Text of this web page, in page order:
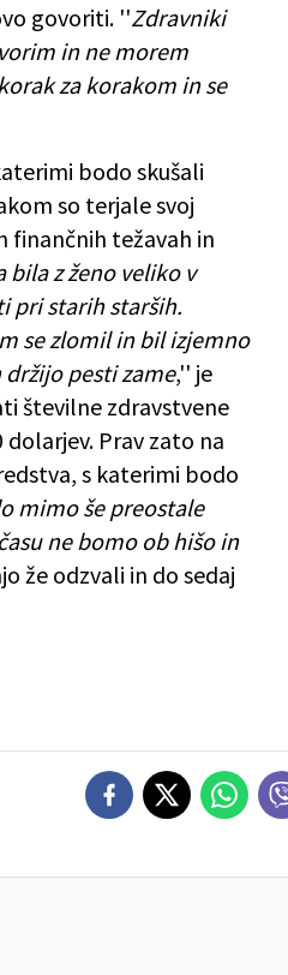
govoriti. ''Zdravniki
in ne morem
za korakom in se
bodo skušali
so terjale svoj
finančnih težavah in
bila z ženo veliko v
pri starih starših.
se zlomil in bil izjemno
pesti zame,'' je
številne zdravstvene
Prav zato na
s katerimi bodo
mimo še preostale
ne bomo ob hišo in
že odzvali in do sedaj